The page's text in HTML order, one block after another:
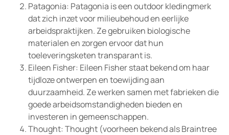
Patagonia: Patagonia is een outdoor kledingmerk
dat zich inzet voor milieubehoud en eerlijke
arbeidspraktijken. Ze gebruiken biologische
materialen en zorgen ervoor dat hun
toeleveringsketen transparant is.
Eileen Fisher: Eileen Fisher staat bekend om haar
tijdloze ontwerpen en toewijding aan
duurzaamheid. Ze werken samen met fabrieken die
goede arbeidsomstandigheden bieden en
investeren in gemeenschappen.
Thought: Thought (voorheen bekend als Braintree